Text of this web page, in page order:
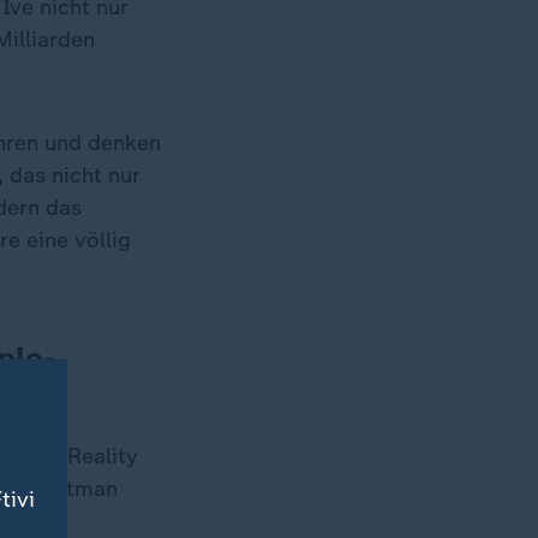
nicht nur
und denken
das nicht nur
das
eine völlig
Reality
Altman
hat".